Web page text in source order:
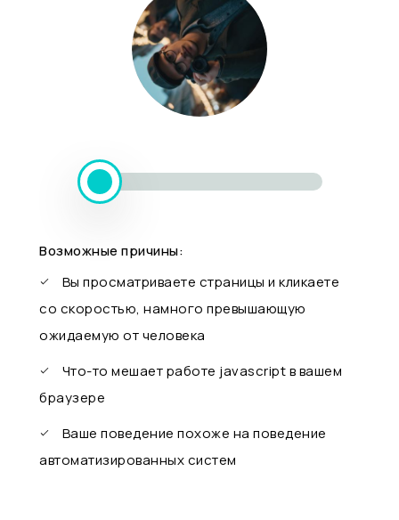
Возможные причины:
Вы просматриваете страницы и кликаете
со скоростью, намного превышающую
ожидаемую от человека
Что-то мешает работе javascript в вашем
браузере
Ваше поведение похоже на поведение
автоматизированных систем